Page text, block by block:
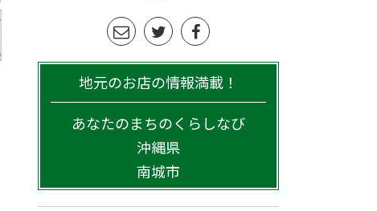
地元のお店の情報満載！
あなたのまちのくらしなび
沖縄県
南城市